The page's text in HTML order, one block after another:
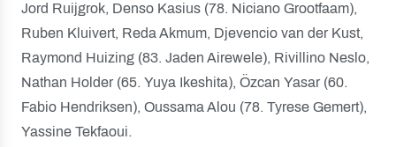
Jord Ruijgrok, Denso Kasius (78. Niciano Grootfaam),
Ruben Kluivert, Reda Akmum, Djevencio van der Kust,
Raymond Huizing (83. Jaden Airewele), Rivillino Neslo,
Nathan Holder (65. Yuya Ikeshita), Özcan Yasar (60.
Fabio Hendriksen), Oussama Alou (78. Tyrese Gemert),
Yassine Tekfaoui.